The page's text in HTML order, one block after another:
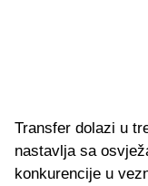
Transfer dolazi u
nastavlja sa
konkurencije u